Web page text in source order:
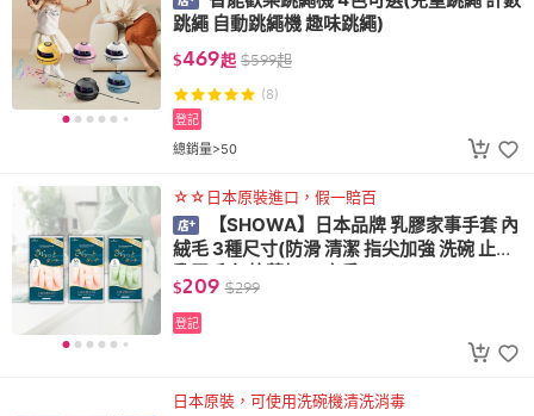
跳繩 自動跳繩機 趣味跳繩)
$469起 $599起
(8)
總銷量>50
登記
☆☆日本原裝進口，假一賠百
【SHOWA】日本品牌 乳膠家事手套 內
絨毛 3種尺寸(防滑 清潔 指尖加強 洗碗 止滑
$209 $299
登記
日本原裝，可使用洗碗機清洗消毒